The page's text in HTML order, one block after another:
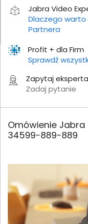
Profit + dla Firm
Sprawdź
Zapytaj eksperta
Zadaj pytanie
Jabra Video
Dlaczego
Partnera
Omówienie Jabra
34599-889-889